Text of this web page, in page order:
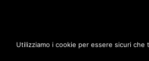
Utilizziamo i cookie per essere sicuri